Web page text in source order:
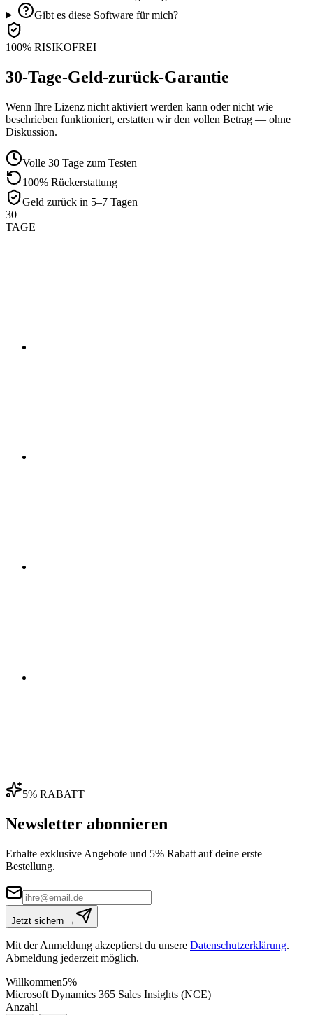
Gibt es diese Software für mich?
100% RISIKOFREI
30-Tage-Geld-zurück-Garantie
Wenn Ihre Lizenz nicht aktiviert werden kann oder nicht wie
beschrieben funktioniert, erstatten wir den vollen Betrag — ohne
Diskussion.
Volle 30 Tage zum Testen
100% Rückerstattung
Geld zurück in 5–7 Tagen
30
TAGE
5% RABATT
Newsletter abonnieren
Erhalte exklusive Angebote und 5% Rabatt auf deine erste
Bestellung.
Jetzt sichern →
Mit der Anmeldung akzeptierst du unsere Datenschutzerklärung.
Abmeldung jederzeit möglich.
Willkommen5%
Microsoft Dynamics 365 Sales Insights (NCE)
Anzahl